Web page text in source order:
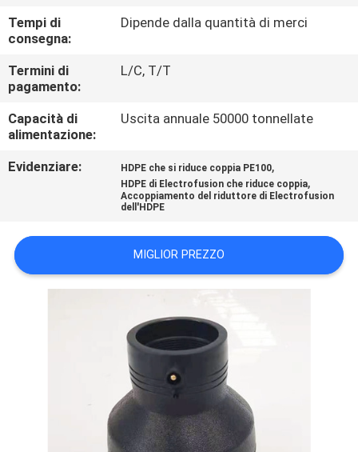
CONTATTICI
NOTIZIE
CASI
MAPPA
SITO
PRIVACY
Tempi di
consegna:
Dipende dalla quantità di merci
Termini di
pagamento:
L/C, T/T
Capacità di
alimentazione:
Uscita annuale 50000 tonnellate
Evidenziare: HDPE che si riduce coppia PE100,
HDPE di Electrofusion che riduce coppia,
Accoppiamento del riduttore di Electrofusion
dell'HDPE
MIGLIOR PREZZO